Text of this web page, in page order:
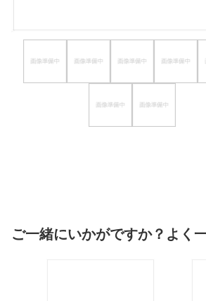
ご一緒にいかがですか？よく